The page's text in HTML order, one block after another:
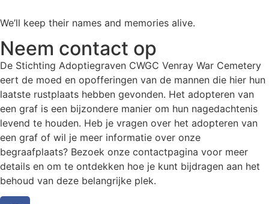
We’ll keep their names and memories alive.
Neem contact op
De Stichting Adoptiegraven CWGC Venray War Cemetery
eert de moed en opofferingen van de mannen die hier hun
laatste rustplaats hebben gevonden. Het adopteren van
een graf is een bijzondere manier om hun nagedachtenis
levend te houden. Heb je vragen over het adopteren van
een graf of wil je meer informatie over onze
begraafplaats? Bezoek onze contactpagina voor meer
details en om te ontdekken hoe je kunt bijdragen aan het
behoud van deze belangrijke plek.